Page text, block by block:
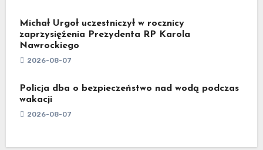
Michał Urgoł uczestniczył w rocznicy
zaprzysiężenia Prezydenta RP Karola
Nawrockiego
2026-08-07
Policja dba o bezpieczeństwo nad wodą podczas
wakacji
2026-08-07